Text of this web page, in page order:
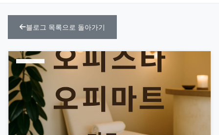
블로그 목록으로 돌아가기